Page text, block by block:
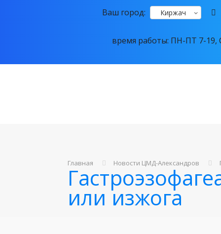
Ваш город: Киржач
время работы: ПН-ПТ 7-19,
Главная Новости ЦМД-Александров
или изжога